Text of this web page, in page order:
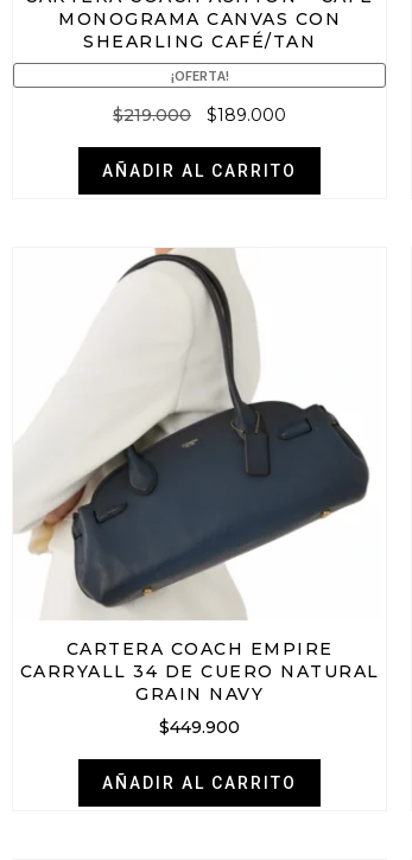
MONOGRAMA CANVAS CON
SHEARLING CAFÉ/TAN
¡OFERTA!
$219.000 $189.000
AÑADIR AL CARRITO
CARTERA COACH EMPIRE
CARRYALL 34 DE CUERO NATURAL
GRAIN NAVY
$449.900
AÑADIR AL CARRITO